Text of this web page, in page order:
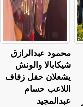
محمود عبدالرازق
شيكابالا والونش
يشعلان حفل زفاف
اللاعب حسام
عبدالمجيد